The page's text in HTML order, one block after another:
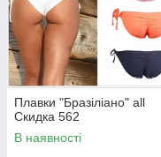
Плавки "Бразіліано" all
Скидка 562
В наявності